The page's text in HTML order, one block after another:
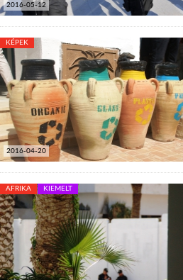
2016-05-12
2016-04-20
KÉPEK
AFRIKA KIEMELT